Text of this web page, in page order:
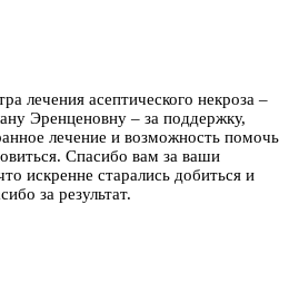
лечения асептического некроза –
Эренценовну – за поддержку,
лечение и возможность помочь
Спасибо вам за ваши
искренне старались добиться и
за результат.